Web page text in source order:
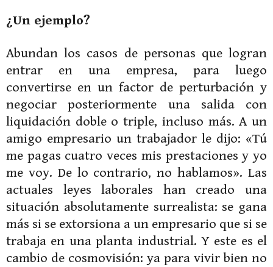
¿Un ejemplo?
Abundan los casos de personas que logran
entrar en una empresa, para luego
convertirse en un factor de perturbación y
negociar posteriormente una salida con
liquidación doble o triple, incluso más. A un
amigo empresario un trabajador le dijo: «Tú
me pagas cuatro veces mis prestaciones y yo
me voy. De lo contrario, no hablamos». Las
actuales leyes laborales han creado una
situación absolutamente surrealista: se gana
más si se extorsiona a un empresario que si se
trabaja en una planta industrial. Y este es el
cambio de cosmovisión: ya para vivir bien no